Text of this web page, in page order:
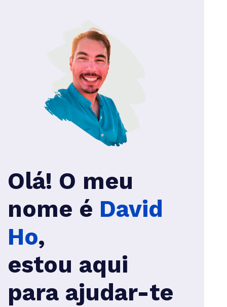
Olá! O meu
nome é David
Ho,
estou aqui
para ajudar-te